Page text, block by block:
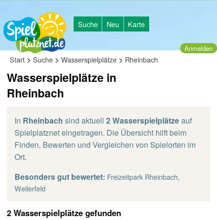
Suche Neu Karte
Anmelden
Start > Suche > Wasserspielplätze > Rheinbach
Wasserspielplätze in
Rheinbach
In Rheinbach sind aktuell 2 Wasserspielplätzeauf
Spielplatznet eingetragen. Die Übersicht hilft beim
Finden, Bewerten und Vergleichen von Spielorten im
Ort.
Besonders gut bewertet: Freizeitpark Rheinbach,
Weilerfeld
2 Wasserspielplätze gefunden